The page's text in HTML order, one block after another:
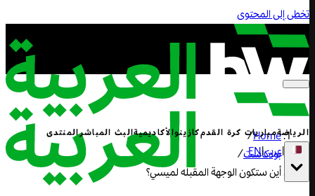
تخطى إلى المحتوى
الرياضةمباريات كرة القدمكازينوالأكاديميةالبث المباشرالمنتدى
|عربي|
EN
Home
/
بودكاست/
أين ستكون الوجهة المقبله لميسي؟